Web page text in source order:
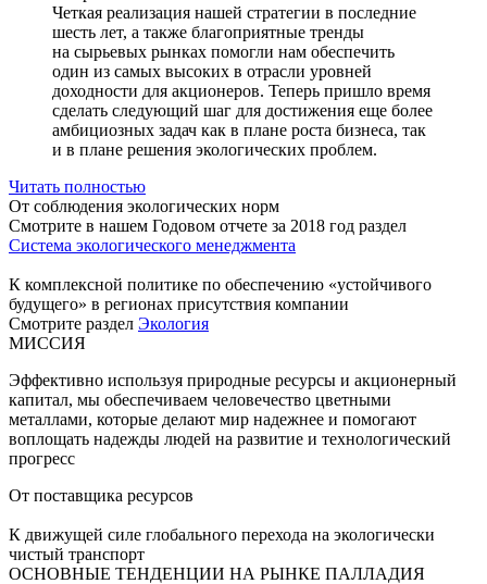
Четкая реализация нашей стратегии в последние
шесть лет, а также благоприятные тренды
на сырьевых рынках помогли нам обеспечить
один из самых высоких в отрасли уровней
доходности для акционеров. Теперь пришло время
сделать следующий шаг для достижения еще более
амбициозных задач как в плане роста бизнеса, так
и в плане решения экологических проблем.
Читать полностью
От соблюдения экологических норм
Смотрите в нашем Годовом отчете за 2018 год раздел
Система экологического менеджмента
К комплексной политике по обеспечению «устойчивого
будущего» в регионах присутствия компании
Смотрите раздел Экология
МИССИЯ
Эффективно используя природные ресурсы и акционерный
капитал, мы обеспечиваем человечество цветными
металлами, которые делают мир надежнее и помогают
воплощать надежды людей на развитие и технологический
прогресс
От поставщика ресурсов
К движущей силе глобального перехода на экологически
чистый транспорт
ОСНОВНЫЕ ТЕНДЕНЦИИ НА РЫНКЕ ПАЛЛАДИЯ